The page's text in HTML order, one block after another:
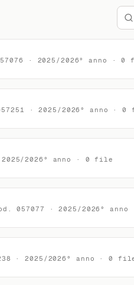
· 2025/2026° anno ·
· 2025/2026° anno ·
2026° anno · 0 file
057077 · 2025/2026°
· 2025/2026° anno · 0